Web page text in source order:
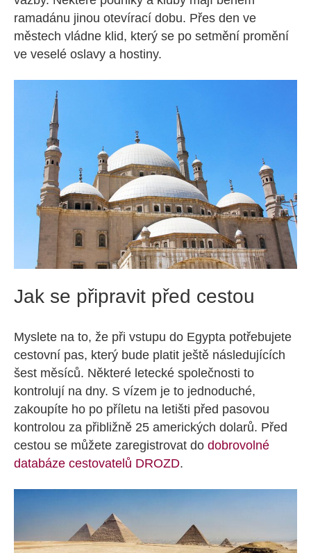
ramadánu jinou otevírací dobu. Přes den ve
městech vládne klid, který se po setmění promění
ve veselé oslavy a hostiny.
Jak se připravit před cestou
Myslete na to, že při vstupu do Egypta potřebujete
cestovní pas, který bude platit ještě následujících
šest měsíců. Některé letecké společnosti to
kontrolují na dny. S vízem je to jednoduché,
zakoupíte ho po příletu na letišti před pasovou
kontrolou za přibližně 25 amerických dolarů. Před
cestou se můžete zaregistrovat do dobrovolné
databáze cestovatelů DROZD.